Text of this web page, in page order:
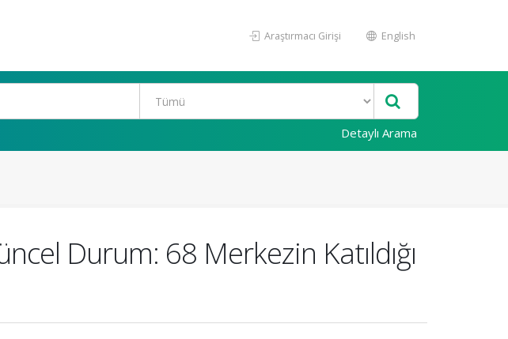
Araştırmacı Girişi English
Detaylı Arama
Durum: 68 Merkezin Katıldığı